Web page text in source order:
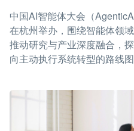
中国AI智能体大会（
在杭州举办，围绕智能体领
推动研究与产业深度融合，
向主动执行系统转型的路线图